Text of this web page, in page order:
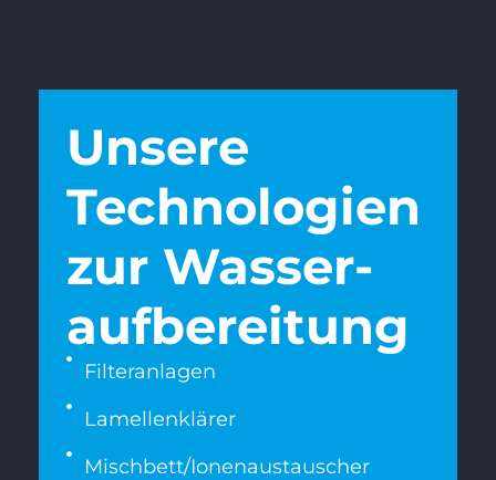
Unsere
Techno­logien
zur Wasser­
aufberei­tung
Filteranlagen
Lamellenklärer
Mischbett/Ionenaus­tauscher